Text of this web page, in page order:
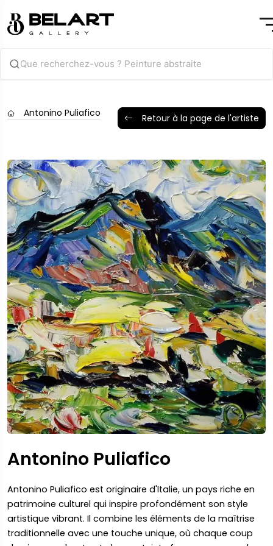
Antonino Puliafico Retour à la page de l'artiste
Antonino Puliafico
Antonino Puliafico est originaire d'Italie, un pays riche en
patrimoine culturel qui inspire profondément son style
artistique vibrant. Il combine les éléments de la maîtrise
traditionnelle avec une touche unique, où chaque coup